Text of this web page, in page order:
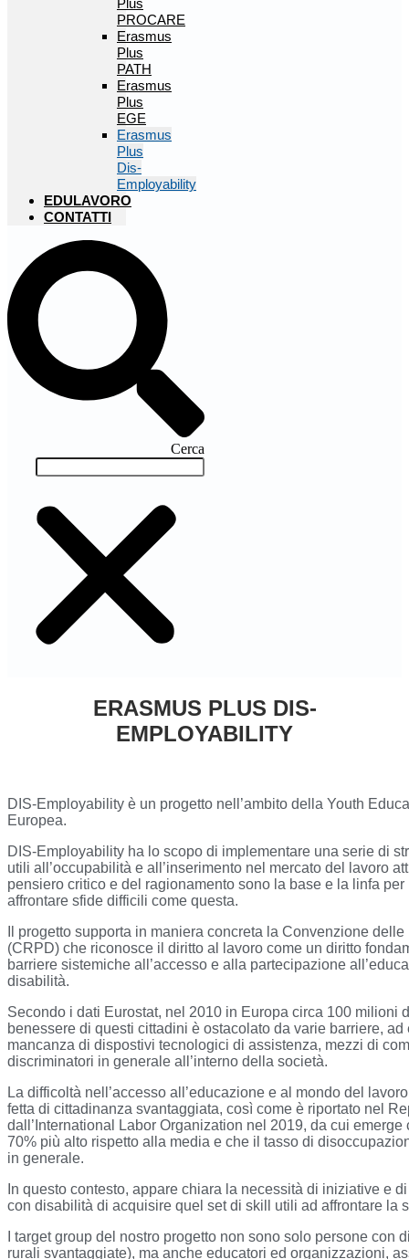
Plus
PROCARE
Erasmus
Plus
PATH
Erasmus
Plus
EGE
Erasmus
Plus
Dis-
Employability
EDULAVORO
CONTATTI
Cerca
ERASMUS PLUS DIS-
EMPLOYABILITY
DIS-Employability è un progetto nell’ambito della Youth
Europea.
DIS-Employability ha lo scopo di implementare una serie di
utili all’occupabilità e all’inserimento nel mercato del lavoro
pensiero critico e del ragionamento sono la base e la linfa
affrontare sfide difficili come questa.
Il progetto supporta in maniera concreta la Convenzione
(CRPD) che riconosce il diritto al lavoro come un diritto
barriere sistemiche all’accesso e alla partecipazione
disabilità.
Secondo i dati Eurostat, nel 2010 in Europa circa 100 milioni
benessere di questi cittadini è ostacolato da varie barriere,
mancanza di dispostivi tecnologici di assistenza, mezzi di
discriminatori in generale all’interno della società.
La difficoltà nell’accesso all’educazione e al mondo del
fetta di cittadinanza svantaggiata, così come è riportato nel
dall’International Labor Organization nel 2019, da cui
70% più alto rispetto alla media e che il tasso di
in generale.
In questo contesto, appare chiara la necessità di iniziative e
con disabilità di acquisire quel set di skill utili ad affrontare la
I target group del nostro progetto non sono solo persone
rurali svantaggiate), ma anche educatori ed organizzazioni,